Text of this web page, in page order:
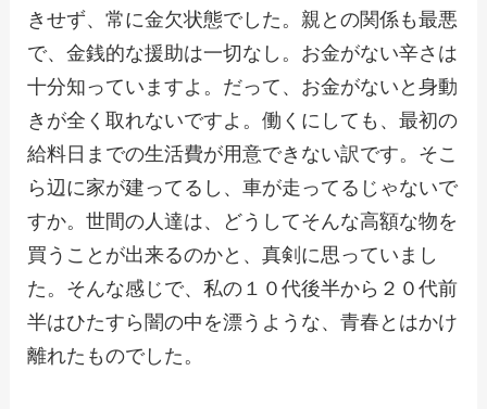
きせず、常に金欠状態でした。親との関係も最悪
で、金銭的な援助は一切なし。お金がない辛さは
十分知っていますよ。だって、お金がないと身動
きが全く取れないですよ。働くにしても、最初の
給料日までの生活費が用意できない訳です。そこ
ら辺に家が建ってるし、車が走ってるじゃないで
すか。世間の人達は、どうしてそんな高額な物を
買うことが出来るのかと、真剣に思っていまし
た。そんな感じで、私の１０代後半から２０代前
半はひたすら闇の中を漂うような、青春とはかけ
離れたものでした。